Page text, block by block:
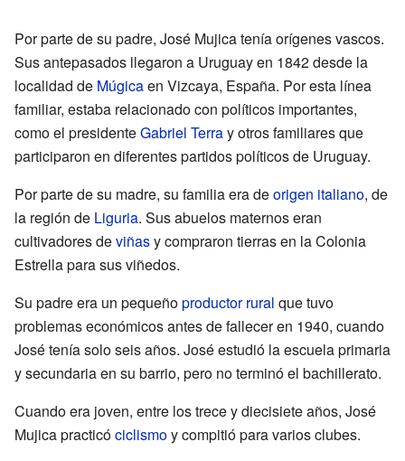
Por parte de su padre, José Mujica tenía orígenes vascos.
Sus antepasados llegaron a Uruguay en 1842 desde la
localidad de Múgicaen Vizcaya, España. Por esta línea
familiar, estaba relacionado con políticos importantes,
como el presidenteGabriel Terray otros familiares que
participaron en diferentes partidos políticos de Uruguay.
Por parte de su madre, su familia era deorigen italiano, de
la región de Liguria. Sus abuelos maternos eran
cultivadores deviñasy compraron tierras en la Colonia
Estrella para sus viñedos.
Su padre era un pequeñoproductor rural que tuvo
problemas económicos antes de fallecer en 1940, cuando
José tenía solo seis años. José estudió la escuela primaria
y secundaria en su barrio, pero no terminó el bachillerato.
Cuando era joven, entre los trece y diecisiete años, José
Mujica practicóciclismoy compitió para varios clubes.